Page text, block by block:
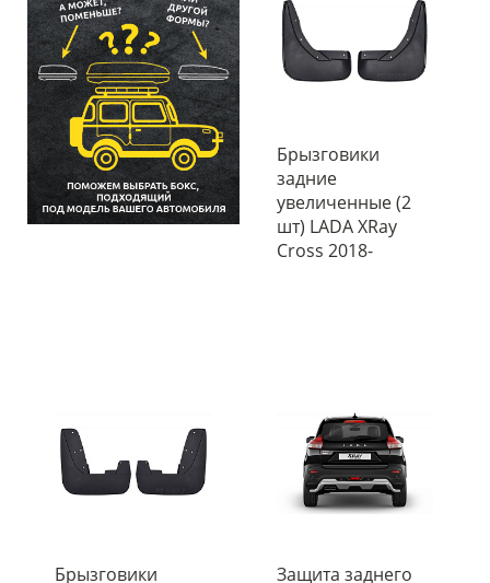
Брызговики
задние
увеличенные (2
шт) LADA XRay
Cross 2018-
Брызговики Защита заднего